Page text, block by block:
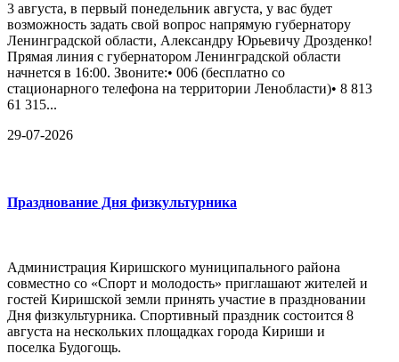
3 августа, в первый понедельник августа, у вас будет
возможность задать свой вопрос напрямую губернатору
Ленинградской области, Александру Юрьевичу Дрозденко!
Прямая линия с губернатором Ленинградской области
начнется в 16:00. Звоните:• 006 (бесплатно со
стационарного телефона на территории Ленобласти)• 8 813
61 315...
29-07-2026
Празднование Дня физкультурника
Администрация Киришского муниципального района
совместно со «Спорт и молодость» приглашают жителей и
гостей Киришской земли принять участие в праздновании
Дня физкультурника. Спортивный праздник состоится 8
августа на нескольких площадках города Кириши и
поселка Будогощь.